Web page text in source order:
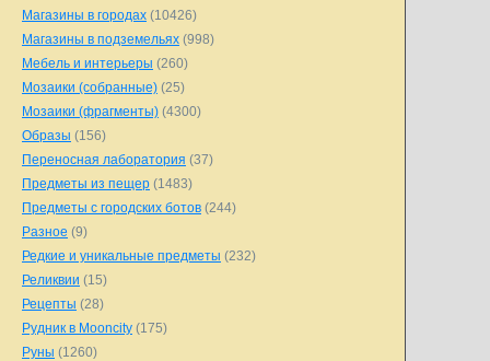
Магазины в городах (10426)
Магазины в подземельях (998)
Мебель и интерьеры (260)
Мозаики (собранные) (25)
Мозаики (фрагменты) (4300)
Образы (156)
Переносная лаборатория (37)
Предметы из пещер (1483)
Предметы с городских ботов (244)
Разное (9)
Редкие и уникальные предметы (232)
Реликвии (15)
Рецепты (28)
Рудник в Mooncity (175)
Руны (1260)